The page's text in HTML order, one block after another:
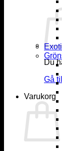
Du
Gå
Varukorg